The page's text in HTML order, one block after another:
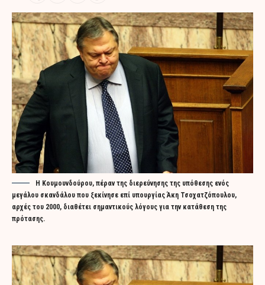
H Κουμουνδούρου, πέραν της διερεύνησης της υπόθεσης ενός
μεγάλου σκανδάλου που ξεκίνησε επί υπουργίας Άκη Τσοχατζόπουλου,
αρχές του 2000, διαθέτει σημαντικούς λόγους για την κατάθεση της
πρότασης.